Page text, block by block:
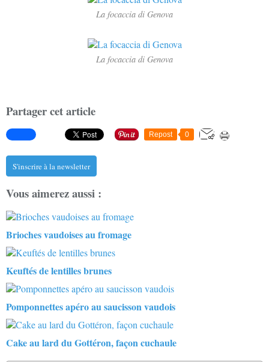
La focaccia di Genova
La focaccia di Genova
Partager cet article
Repost 0
S'inscrire à la newsletter
Vous aimerez aussi :
Brioches vaudoises au fromage
Keuftés de lentilles brunes
Pomponnettes apéro au saucisson vaudois
Cake au lard du Gottéron, façon cuchaule